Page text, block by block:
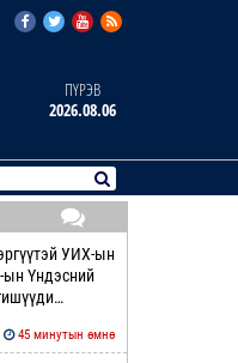
ПҮРЭВ
2026.08.06
УИХ-ын
Үндэсний
45 минутын өмнө